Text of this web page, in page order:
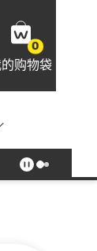
0
购物袋